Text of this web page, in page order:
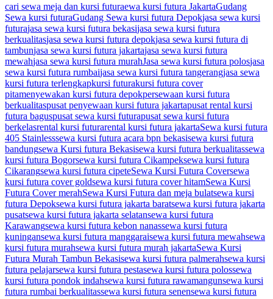
cari sewa meja dan kursi futuraewa kursi futura JakartaGudang
Sewa kursi futuraGudang Sewa kursi futura Depokjasa sewa kursi
futurajasa sewa kursi futura bekasijasa sewa kursi futura
berkualitasjasa sewa kursi futura depokjasa sewa kursi futura di
tambunjasa sewa kursi futura jakartajasa sewa kursi futura
mewahjasa sewa kursi futura murahJasa sewa kursi futura polosjasa
sewa kursi futura rumbaijasa sewa kursi futura tangerangjasa sewa
kursi futura terlengkapkursi futurakursi futura cover
pitamenyewakan kursi futura depokpersewaan kursi futura
berkualitaspusat penyewaan kursi futura jakartapusat rental kursi
futura baguspusat sewa kursi futurapusat sewa kursi futura
berkelasrental kursi futurarental kursi futura jakartaSewa kursi futura
405 Stainlesssewa kursi futura acara bpn bekasisewa kursi futura
bandungsewa Kursi futura Bekasisewa kursi futura berkualitassewa
kursi futura Bogorsewa kursi futura Cikampeksewa kursi futura
Cikarangsewa kursi futura cipeteSewa Kursi Futura Coversewa
kursi futura cover goldsewa kursi futura cover hitamSewa Kursi
Futura Cover merahSewa Kursi Futura dan meja bulatsewa kursi
futura Depoksewa kursi futura jakarta baratsewa kursi futura jakarta
pusatsewa kursi futura jakarta selatansewa kursi futura
Karawangsewa kursi futura kebon nanassewa kursi futura
kuningansewa kursi futura manggaraisewa kursi futura mewahsewa
kursi futura murahsewa kursi futura murah jakartaSewa Kursi
Futura Murah Tambun Bekasisewa kursi futura palmerahsewa kursi
futura pelajarsewa kursi futura pestasewa kursi futura polossewa
kursi futura pondok indahsewa kursi futura rawamangunsewa kursi
futura rumbai berkualitassewa kursi futura senensewa kursi futura